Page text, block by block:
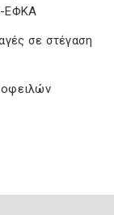
ΕΦΚΑ
σε στέγαση